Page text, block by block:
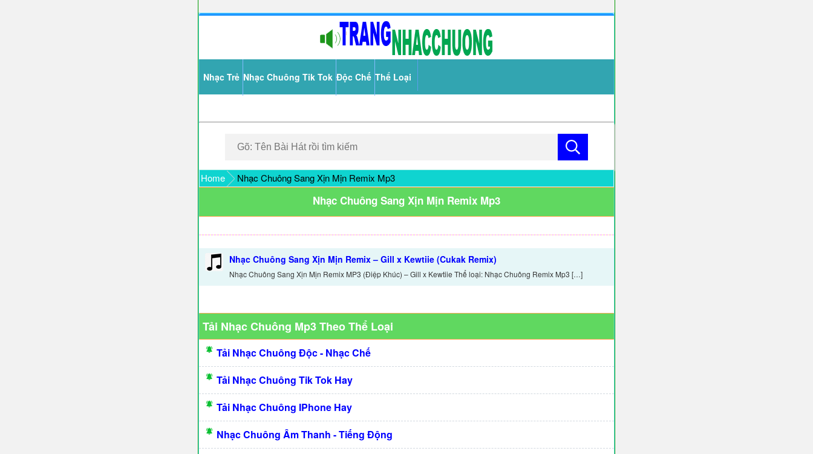
Nhạc Trẻ Nhạc Chuông Tik Tok Độc Chế Thể Loại
Home Nhạc Chuông Sang Xịn Mịn Remix Mp3
Nhạc Chuông Sang Xịn Mịn Remix Mp3
Nhạc Chuông Sang Xịn Mịn Remix – Gill x Kewtiie (Cukak Remix)
Nhạc Chuông Sang Xịn Mịn Remix MP3 (Điệp Khúc) – Gill x Kewtiie Thể loại: Nhạc Chuông Remix Mp3 […]
Tải Nhạc Chuông Mp3 Theo Thể Loại
Tải Nhạc Chuông Độc - Nhạc Chế
Tải Nhạc Chuông Tik Tok Hay
Tải Nhạc Chuông IPhone Hay
Nhạc Chuông Âm Thanh - Tiếng Động